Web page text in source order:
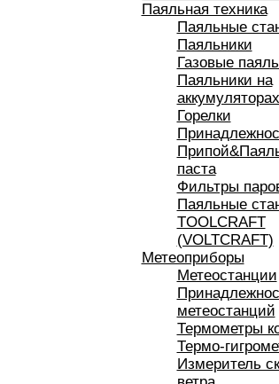
Паяльная техника
Паяльные
Паяльники
Газовые
Паяльники на
аккумуляторах
Горелки
паста
Фильтры
Паяльные
TOOLCRAFT
(VOLTCRAFT)
Метеоприборы
Метеостанции
метеостанций
Термометры
Термо-
Измеритель